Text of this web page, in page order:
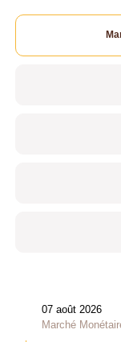
07 août 2026
Marché